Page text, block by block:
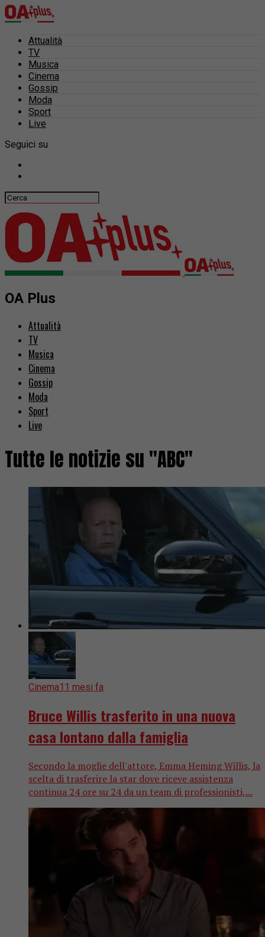
Attualità
TV
Musica
Cinema
Gossip
Moda
Sport
Live
Seguici su
OA Plus
Attualità
TV
Musica
Cinema
Gossip
Moda
Sport
Live
Tutte le notizie su "ABC"
Cinema11 mesi fa
Bruce Willis trasferito in una nuova
casa lontano dalla famiglia
Secondo la moglie dell'attore, Emma Heming Willis, la
scelta di trasferire la star dove riceve assistenza
continua 24 ore su 24 da un team di professionisti,...